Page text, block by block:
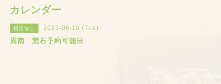
カレンダー
指定なし 2025-06-10 (Tue)
周南 荒石予約可能日